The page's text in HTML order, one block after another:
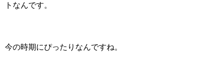
トなんです。
今の時期にぴったりなんですね。